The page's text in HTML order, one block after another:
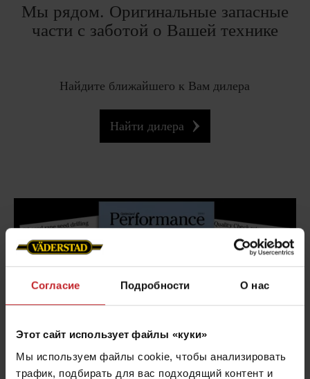
Согласие Подробности О нас
Этот сайт использует файлы «куки»
Мы используем файлы cookie, чтобы анализировать
трафик, подбирать для вас подходящий контент и
Мы рядом. Оригинальные запасные
части с заботой о Вашей технике
Найдите ближайшего к Вам дилера
Найти дилера